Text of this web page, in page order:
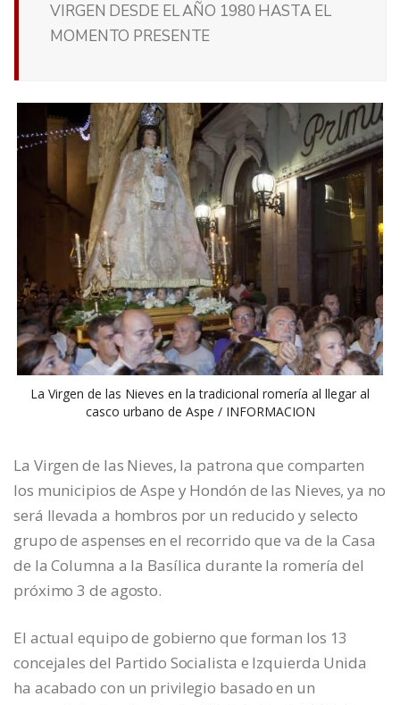
VIRGEN DESDE EL AÑO 1980 HASTA EL
MOMENTO PRESENTE
La Virgen de las Nieves en la tradicional romería al llegar al
casco urbano de Aspe / INFORMACION
La Virgen de las Nieves, la patrona que comparten
los municipios de Aspe y Hondón de las Nieves, ya no
será llevada a hombros por un reducido y selecto
grupo de aspenses en el recorrido que va de la Casa
de la Columna a la Basílica durante la romería del
próximo 3 de agosto.
El actual equipo de gobierno que forman los 13
concejales del Partido Socialista e Izquierda Unida
ha acabado con un privilegio basado en un